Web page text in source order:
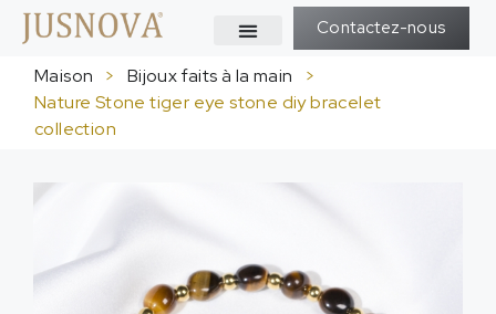
Contactez-nous
Maison > Bijoux faits à la main
>
Nature Stone tiger eye stone diy bracelet
collection